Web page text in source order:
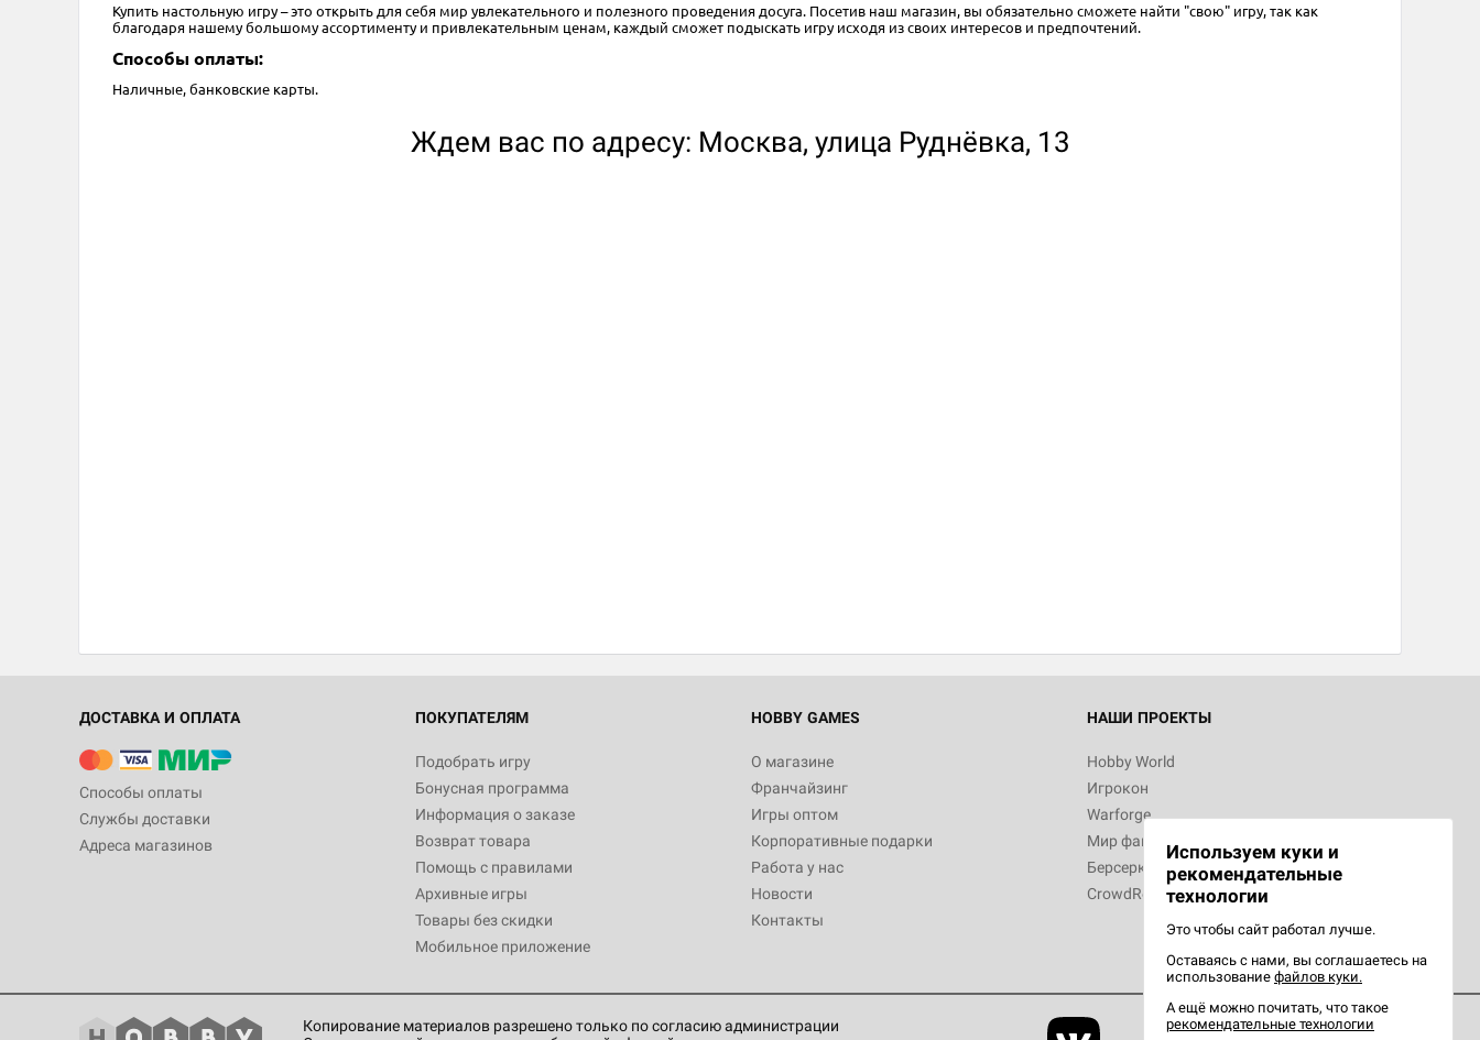
Купить настольную игру – это открыть для себя мир увлекательного и полезного проведения досуга. Посетив наш магазин, вы обязательно сможете найти "свою" игру, так как
благодаря нашему большому ассортименту и привлекательным ценам, каждый сможет подыскать игру исходя из своих интересов и предпочтений.
Способы оплаты:
Наличные, банковские карты.
Ждем вас по адресу: Москва, улица Руднёвка, 13
ДОСТАВКА И ОПЛАТА
Способы оплаты
Службы доставки
Адреса магазинов
ПОКУПАТЕЛЯМ
Подобрать игру
Бонусная программа
Информация о заказе
Возврат товара
Помощь с правилами
Архивные игры
Товары без скидки
Мобильное приложение
HOBBY GAMES
О магазине
Франчайзинг
Игры оптом
Корпоративные подарки
Работа у нас
Новости
Контакты
НАШИ ПРОЕКТЫ
Hobby World
Игрокон
Warforge
Мир фантастики
Берсерк
CrowdRepublic
Копирование материалов разрешено только по согласию администрации
Используем куки и
рекомендательные
технологии
Это чтобы сайт работал лучше.
Оставаясь с нами, вы соглашаетесь на
использование файлов куки.
А ещё можно почитать, что такое
рекомендательные технологии